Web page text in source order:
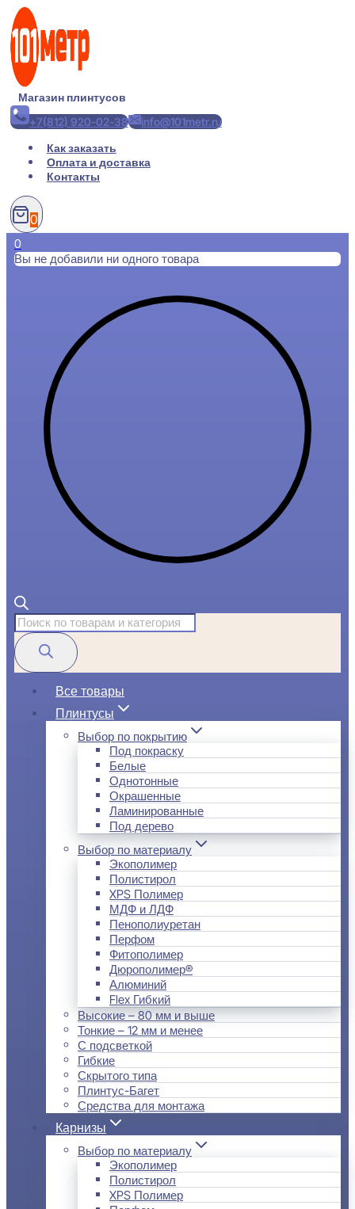
Перейти
содержимому
Магазин плинтусов
+7(812) 920-02-38
info@101metr.ru
Как заказать
Оплата и доставка
Контакты
0
0
Вы не добавили ни одного товара
Поиск
товаров
Все товары
Плинтусы
Выбор по покрытию
Под покраску
Белые
Однотонные
Окрашенные
Ламинированные
Под дерево
Выбор по материалу
Экополимер
Полистирол
XPS Полимер
МДФ и ЛДФ
Пенополиуретан
Перфом
Фитополимер
Дюрополимер®
Алюминий
Flex Гибкий
Высокие – 80 мм и выше
Тонкие – 12 мм и менее
С подсветкой
Гибкие
Скрытого типа
Плинтус-Багет
Средства для монтажа
Карнизы
Выбор по материалу
Экополимер
Полистирол
XPS Полимер